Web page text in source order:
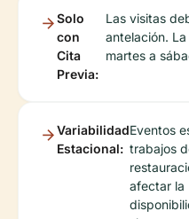
Solo
con
Cita
Previa:
Las visitas
antelación.
martes a
Variabilidad
Estacional:
Eventos
trabajos
afectar la